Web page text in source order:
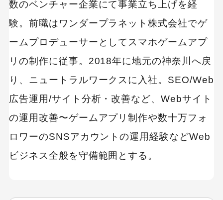
数のベンチャー企業にて事業立ち上げを経
験。前職はワンダープラネット株式会社でゲ
ームプロデューサーとしてスマホゲームアプ
リの制作に従事。2018年に地元の神奈川へ戻
り、ニュートラルワークスに入社。SEO/Web
広告運用/サイト分析・改善など、Webサイト
の運用改善〜ゲームアプリ制作や数十万フォ
ロワーのSNSアカウントの運用経験などWeb
ビジネス全般を守備範囲とする。